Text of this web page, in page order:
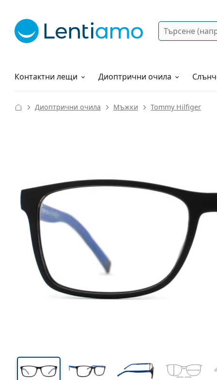
Търсене
Контактни лещи
Разтвори Диоптрични очила
Как да поръчам?
Диоптрични очила Мъжки Tommy Hilfiger
38 mm
Височина на стъклото Ширина на стъклото
Ширина
на